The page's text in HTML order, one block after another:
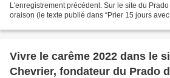
L'enregistrement précédent. Sur le site du
oraison (le texte publié dans “Prier 15 jours
Vivre le carême 2022 dans le
Chevrier, fondateur du Prado